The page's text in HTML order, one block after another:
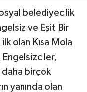
belediyecilik
ve Eşit Bir
olan Kısa Mola
daha birçok
yanında olan